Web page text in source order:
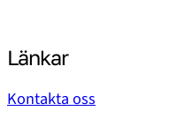
Länkar
Kontakta oss